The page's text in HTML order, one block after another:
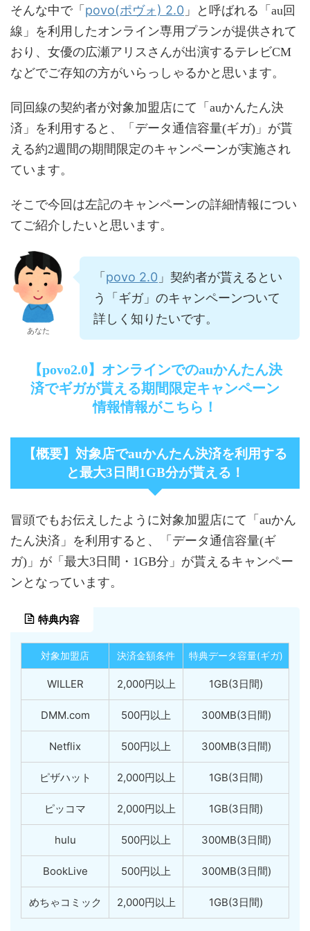
そんな中で「 povo(ポヴォ) 2.0 」と呼ばれる「au回
線」を利用したオンライン専用プランが提供されて
おり、女優の広瀬アリスさんが出演するテレビCM
などでご存知の方がいらっしゃるかと思います。
同回線の契約者が対象加盟店にて「auかんたん決
済」を利用すると、「データ通信容量(ギガ)」が貰
える約2週間の期間限定のキャンペーンが実施され
ています。
そこで今回は左記のキャンペーンの詳細情報につい
てご紹介したいと思います。
あなた
「 povo 2.0 」契約者が貰えるとい
う「ギガ」のキャンペーンついて
詳しく知りたいです。
【povo2.0】オンラインでのauかんたん決
済でギガが貰える期間限定キャンペーン
情報情報がこちら！
【概要】対象店でauかんたん決済を利用する
と最大3日間1GB分が貰える！
冒頭でもお伝えしたように対象加盟店にて「auかん
たん決済」を利用すると、「データ通信容量(ギ
ガ)」が「最大3日間・1GB分」が貰えるキャンペー
ンとなっています。
特典内容
対象加盟店 決済金額条件 特典データ容量(ギガ)
WILLER 2,000円以上 1GB(3日間)
DMM.com 500円以上 300MB(3日間)
Netflix 500円以上 300MB(3日間)
ピザハット 2,000円以上 1GB(3日間)
ピッコマ 2,000円以上 1GB(3日間)
hulu 500円以上 300MB(3日間)
BookLive 500円以上 300MB(3日間)
めちゃコミック 2,000円以上 1GB(3日間)